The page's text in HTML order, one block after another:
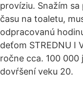
províziu. Snažím
času na toaletu,
odpracovanú
deťom STREDNU I
ročne cca. 100
dovŕšení veku 20.